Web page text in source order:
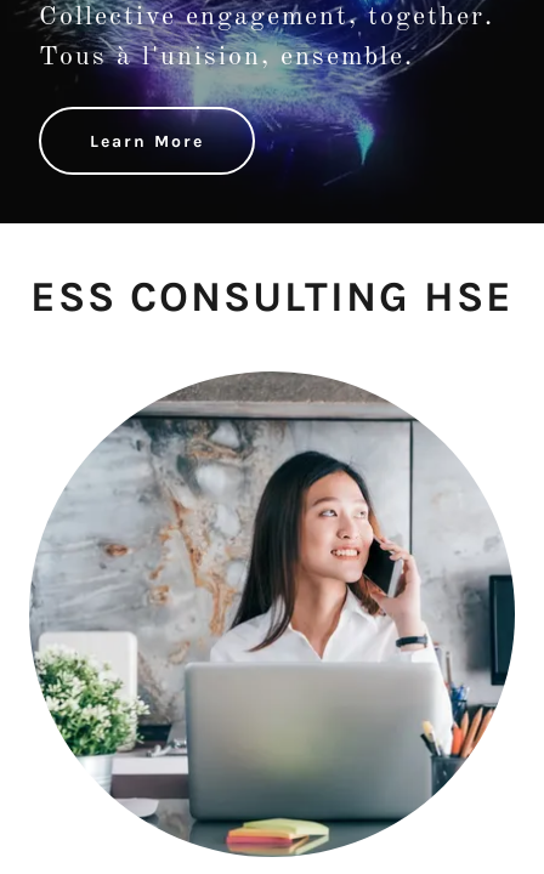
Collective engagement, together.
Tous à l'unision, ensemble.
Learn More
ESS CONSULTING HSE